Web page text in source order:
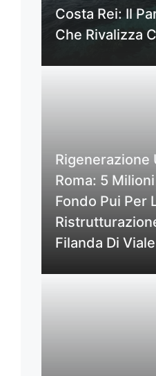
Costa Rei: Il
Che Rivalizza
Rigenerazione
Roma: 5
Fondo Pui Per
Filanda Di